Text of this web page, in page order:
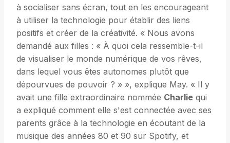
à socialiser sans écran, tout en les encourageant
à utiliser la technologie pour établir des liens
positifs et créer de la créativité. « Nous avons
demandé aux filles : « À quoi cela ressemble-t-il
de visualiser le monde numérique de vos rêves,
dans lequel vous êtes autonomes plutôt que
dépourvues de pouvoir ? » », explique May. « Il y
avait une fille extraordinaire nommée Charlie qui
a expliqué comment elle s'est connectée avec ses
parents grâce à la technologie en écoutant de la
musique des années 80 et 90 sur Spotify, et